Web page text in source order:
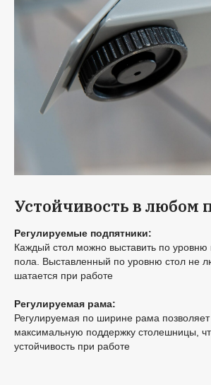
Устойчивость в любом
Регулируемые подпятники:
Каждый стол можно выставить по
пола. Выставленный по уровню стол не
шатается при работе
Регулируемая рама:
Регулируемая по ширине рама позволяет
максимальную поддержку столешницы,
устойчивость при работе